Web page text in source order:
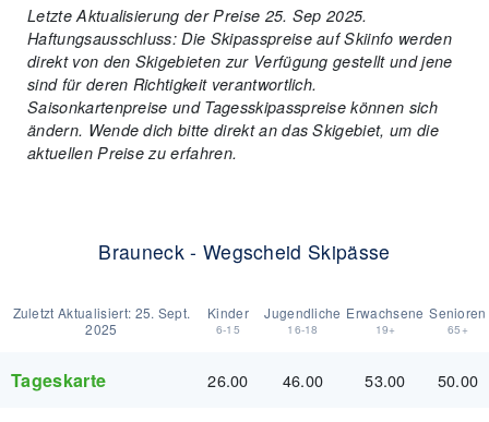
Letzte Aktualisierung der Preise 25. Sep 2025.
Haftungsausschluss: Die Skipasspreise auf Skiinfo werden
direkt von den Skigebieten zur Verfügung gestellt und jene
sind für deren Richtigkeit verantwortlich.
Saisonkartenpreise und Tagesskipasspreise können sich
ändern. Wende dich bitte direkt an das Skigebiet, um die
aktuellen Preise zu erfahren.
Brauneck - Wegscheid Skipässe
Zuletzt Aktualisiert: 25. Sept.
2025
Kinder
6-15
Jugendliche
16-18
Erwachsene
19+
Senioren
65+
Tageskarte 26.00 46.00 53.00 50.00